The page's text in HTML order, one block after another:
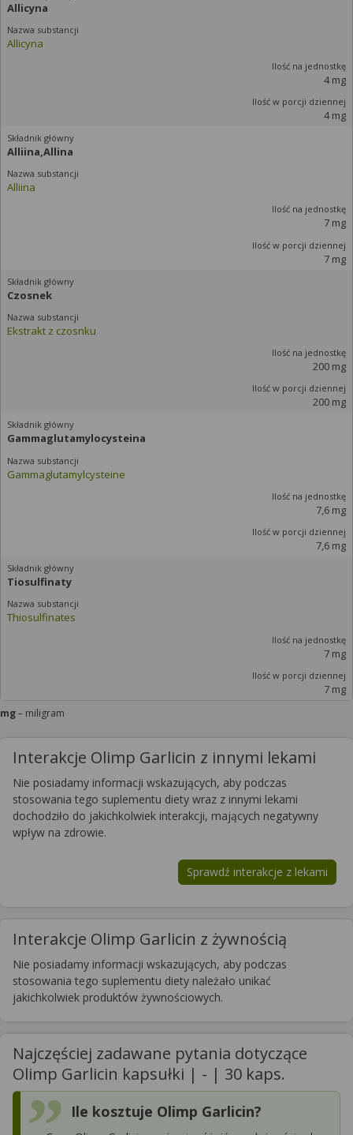
Allicyna
Allicyna
4 mg
4 mg
Alliina,Allina
Alliina
7 mg
7 mg
Czosnek
Ekstrakt z czosnku
200 mg
200 mg
Gammaglutamylocysteina
Gammaglutamylcysteine
7,6 mg
7,6 mg
Tiosulfinaty
Thiosulfinates
7 mg
7 mg
mg– miligram
Interakcje Olimp Garlicin z innymi lekami
Nie posiadamy informacji wskazujących, aby podczas
stosowania tego suplementu diety wraz z innymi lekami
dochodziło do jakichkolwiek interakcji, mających negatywny
wpływ na zdrowie.
Sprawdź interakcje z lekami
Interakcje Olimp Garlicin z żywnością
Nie posiadamy informacji wskazujących, aby podczas
stosowania tego suplementu diety należało unikać
jakichkolwiek produktów żywnościowych.
Najczęściej zadawane pytania dotyczące
Olimp Garlicin kapsułki | - | 30 kaps.
Ile kosztuje Olimp Garlicin?